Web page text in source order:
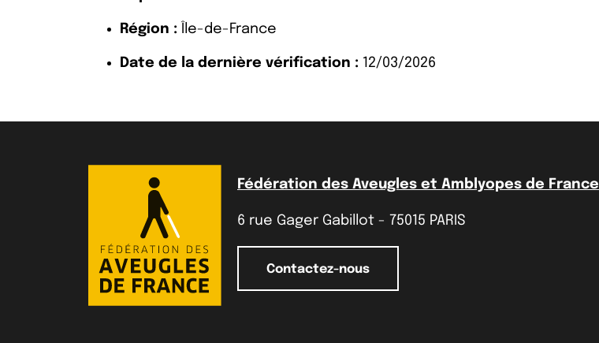
Région : Île-de-France
Date de la dernière vérification : 12/03/2026
Fédération des Aveugles et Amblyopes de France
6 rue Gager Gabillot - 75015 PARIS
Contactez-nous